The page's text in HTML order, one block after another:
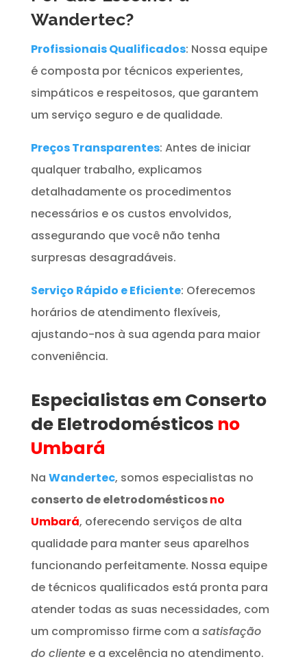
Wandertec?
Profissionais Qualificados: Nossa equipe
é composta por técnicos experientes,
simpáticos e respeitosos, que garantem
um serviço seguro e de qualidade.
Preços Transparentes: Antes de iniciar
qualquer trabalho, explicamos
detalhadamente os procedimentos
necessários e os custos envolvidos,
assegurando que você não tenha
surpresas desagradáveis.
Serviço Rápido e Eficiente: Oferecemos
horários de atendimento flexíveis,
ajustando-nos à sua agenda para maior
conveniência.
Especialistas em Conserto
de Eletrodomésticos no
Umbará
Na Wandertec, somos especialistas no
conserto de eletrodomésticosno
Umbará, oferecendo serviços de alta
qualidade para manter seus aparelhos
funcionando perfeitamente. Nossa equipe
de técnicos qualificados está pronta para
atender todas as suas necessidades, com
um compromisso firme com a satisfação
do clientee a excelência no atendimento.